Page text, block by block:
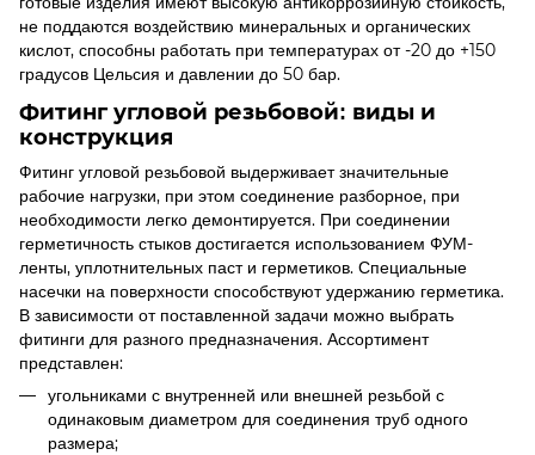
не поддаются воздействию минеральных и органических
кислот, способны работать при температурах от -20 до +150
градусов Цельсия и давлении до 50 бар.
Фитинг угловой резьбовой: виды и
конструкция
Фитинг угловой резьбовой выдерживает значительные
рабочие нагрузки, при этом соединение разборное, при
необходимости легко демонтируется. При соединении
герметичность стыков достигается использованием ФУМ-
ленты, уплотнительных паст и герметиков. Специальные
насечки на поверхности способствуют удержанию герметика.
В зависимости от поставленной задачи можно выбрать
фитинги для разного предназначения. Ассортимент
представлен:
угольниками с внутренней или внешней резьбой с
одинаковым диаметром для соединения труб одного
размера;